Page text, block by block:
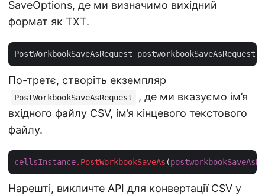
SaveOptions, де ми визначимо вихідний
формат як TXT.
PostWorkbookSaveAsRequest postworkbookSaveAsRequest
По-третє, створіть екземпляр
PostWorkbookSaveAsRequest
, де ми вказуємо ім’я
вхідного файлу CSV, ім’я кінцевого текстового
файлу.
cellsInstance.PostWorkbookSaveAs (
Нарешті, викличте API для конвертації CSV у